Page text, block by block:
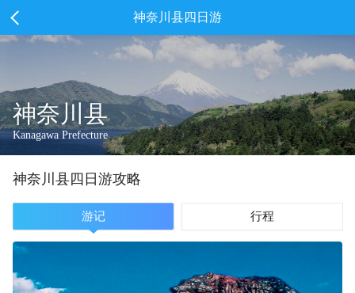
神奈川县四日游
神奈川县
Kanagawa Prefecture
神奈川县四 日游攻略
游记 行程